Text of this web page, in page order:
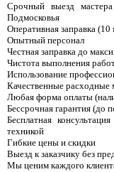
Срочный выезд
Подмосковья
Оперативная заправка
Опытный персонал
Честная заправка до
Чистота выполнения
Использование
Качественные расходные
Любая форма оплаты
Бессрочная гарантия (до
Бесплатная
техникой
Гибкие цены и скидки
Выезд к заказчику без
Мы ценим каждого